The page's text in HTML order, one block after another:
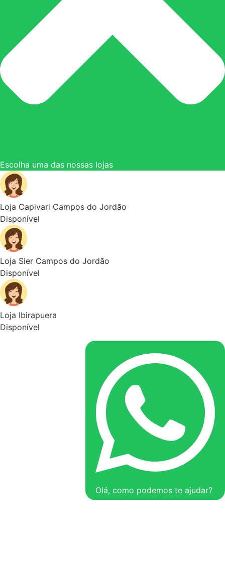
Escolha uma das nossas lojas
Loja Capivari Campos do Jordão
Disponível
Loja Sier Campos do Jordão
Disponível
Loja Ibirapuera
Disponível
Olá, como podemos te ajudar?